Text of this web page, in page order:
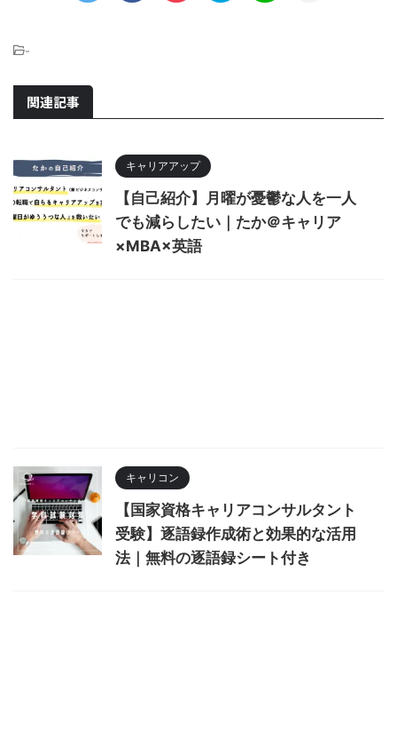
-
関連記事
キャリアアップ
【自己紹介】月曜が憂鬱な人を一人
でも減らしたい｜たか＠キャリア
×MBA×英語
キャリコン
【国家資格キャリアコンサルタント
受験】逐語録作成術と効果的な活用
法｜無料の逐語録シート付き